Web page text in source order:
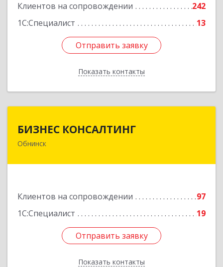
Клиентов на сопровождении
242
1С:Специалист
13
Отправить заявку
Показать контакты
Отправить заявку
Назад
БИЗНЕС КОНСАЛТИНГ
Обнинск
Клиентов на сопровождении
97
1С:Специалист
19
Отправить заявку
Показать контакты
249032, Калужская обл, Обнинск г, Курчатова ул,
Отправить заявку
Назад